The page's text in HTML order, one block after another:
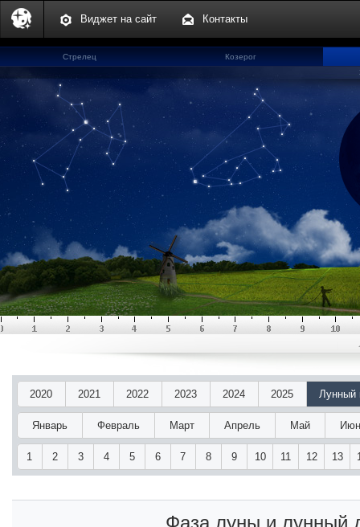
Виджет на сайт Контакты
Стрелец
Козерог
2020 2021 2022 2023 2024 2025 Лунный
Январь Февраль Март Апрель Май
1 2 3 4 5 6 7 8 9 10 11 12 13
Фаза луны и лунный